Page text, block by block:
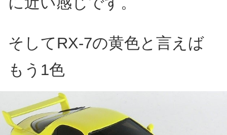
そしてRX-7の黄色と言えば
もう1色